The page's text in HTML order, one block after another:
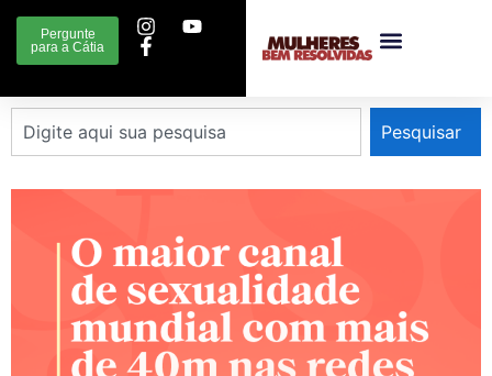
Pergunte
para a Cátia
Pesquisar